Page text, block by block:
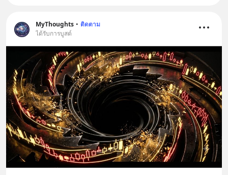
MyThoughts • ติดตาม
ได้รับการบูสต์